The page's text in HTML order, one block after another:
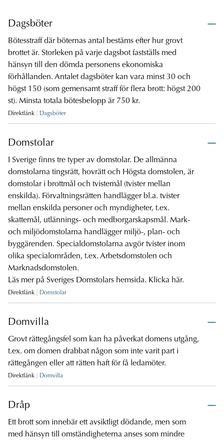
Dagsböter
Bötesstraff där böternas antal bestäms efter hur grovt
brottet är. Storleken på varje dagsbot fastställs med
hänsyn till den dömda personens ekonomiska
förhållanden. Antalet dagsböter kan vara minst 30 och
högst 150 (som gemensamt straff för flera brott: högst 200
st). Minsta totala bötesbelopp är 750 kr.
Direktlänk Dagsböter
Domstolar
I Sverige finns tre typer av domstolar. De allmänna
domstolarna tingsrätt, hovrätt och Högsta domstolen, är
domstolar i brottmål och tvistemål (tvister mellan
enskilda). Förvaltningsrätten handlägger bl.a. tvister
mellan enskilda personer och myndigheter, t.ex.
skattemål, utlännings- och medborgarskapsmål. Mark-
och miljödomstolarna handlägger miljö-, plan- och
byggärenden. Specialdomstolarna avgör tvister inom
olika specialområden, t.ex. Arbetsdomstolen och
Marknadsdomstolen.
Läs mer på Sveriges Domstolars hemsida. Klicka här.
Direktlänk Domstolar
Domvilla
Grovt rättegångsfel som kan ha påverkat domens utgång,
t.ex. om domen drabbat någon som inte varit part i
rättegången eller att rätten haft för få ledamöter.
Direktlänk Domvilla
Dråp
Ett brott som innebär ett avsiktligt dödande, men som
med hänsyn till omständigheterna anses som mindre